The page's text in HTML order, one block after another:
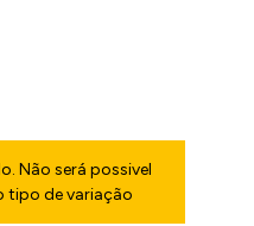
Não será possivel
tipo de variação